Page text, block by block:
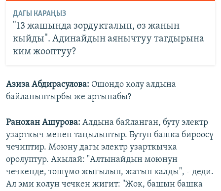
ДАГЫ КАРАҢЫЗ
"13 жашында зордукталып, өз жанын
кыйды". Адинайдын аянычтуу тагдырына
ким жооптуу?
Азиза Абдирасулова: Ошондо колу алдына
байланыптырбы же артынабы?
Ранохан Ашурова: Алдына байланган, буту электр
узарткыч менен таңылыптыр. Бутун башка бирөөсү
чечиптир. Моюну дагы электр узарткычка
оролуптур. Акылай: "Алтынайдын моюнун
чечкенде, төшүмө жыгылып, жатып калды", - деди.
Ал эми колун чечкен жигит: "Жок, башын башка